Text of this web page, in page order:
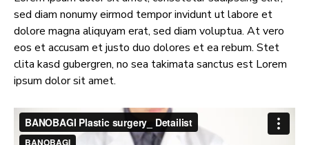
sed diam nonumy eirmod tempor invidunt ut labore et
dolore magna aliquyam erat, sed diam voluptua. At vero
eos et accusam et justo duo dolores et ea rebum. Stet
clita kasd gubergren, no sea takimata sanctus est Lorem
ipsum dolor sit amet.